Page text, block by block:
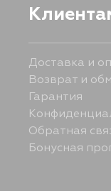
Доставка и
Возврат и
Гарантия
Обратная
Бонусная